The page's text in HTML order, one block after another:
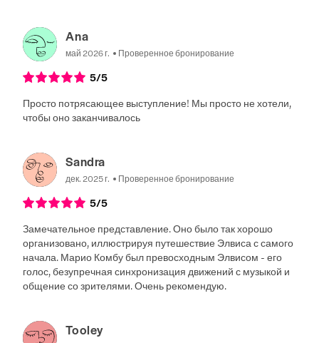
Ana
май 2026 г. Проверенное бронирование
5/5
Просто потрясающее выступление! Мы просто не хотели,
чтобы оно заканчивалось
Sandra
дек. 2025 г. Проверенное бронирование
5/5
Замечательное представление. Оно было так хорошо
организовано, иллюстрируя путешествие Элвиса с самого
начала. Марио Комбу был превосходным Элвисом - его
голос, безупречная синхронизация движений с музыкой и
общение со зрителями. Очень рекомендую.
Tooley